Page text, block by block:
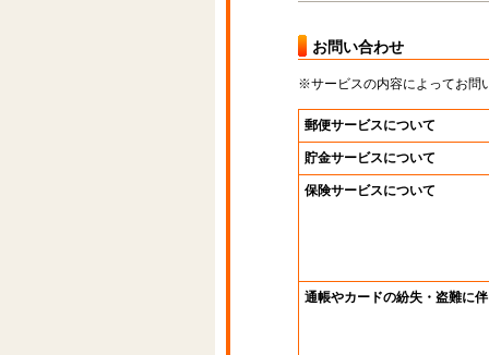
お問い合わせ
※サービスの内容によってお問
郵便サービスについて
貯金サービスについて
保険サービスについて
通帳やカードの紛失・盗難に